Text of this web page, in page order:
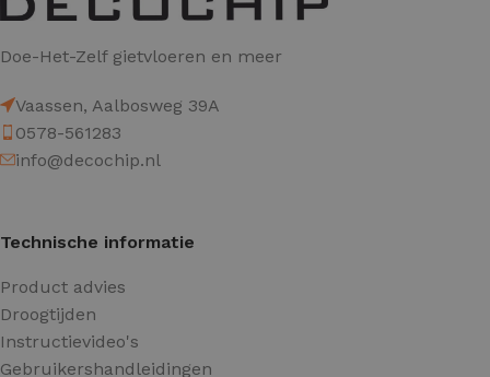
Doe-Het-Zelf gietvloeren en meer
Vaassen, Aalbosweg 39A
0578-561283
info@decochip.nl
Technische informatie
Product advies
Droogtijden
Instructievideo's
Gebruikershandleidingen